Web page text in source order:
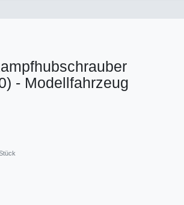
- Modellfahrzeug